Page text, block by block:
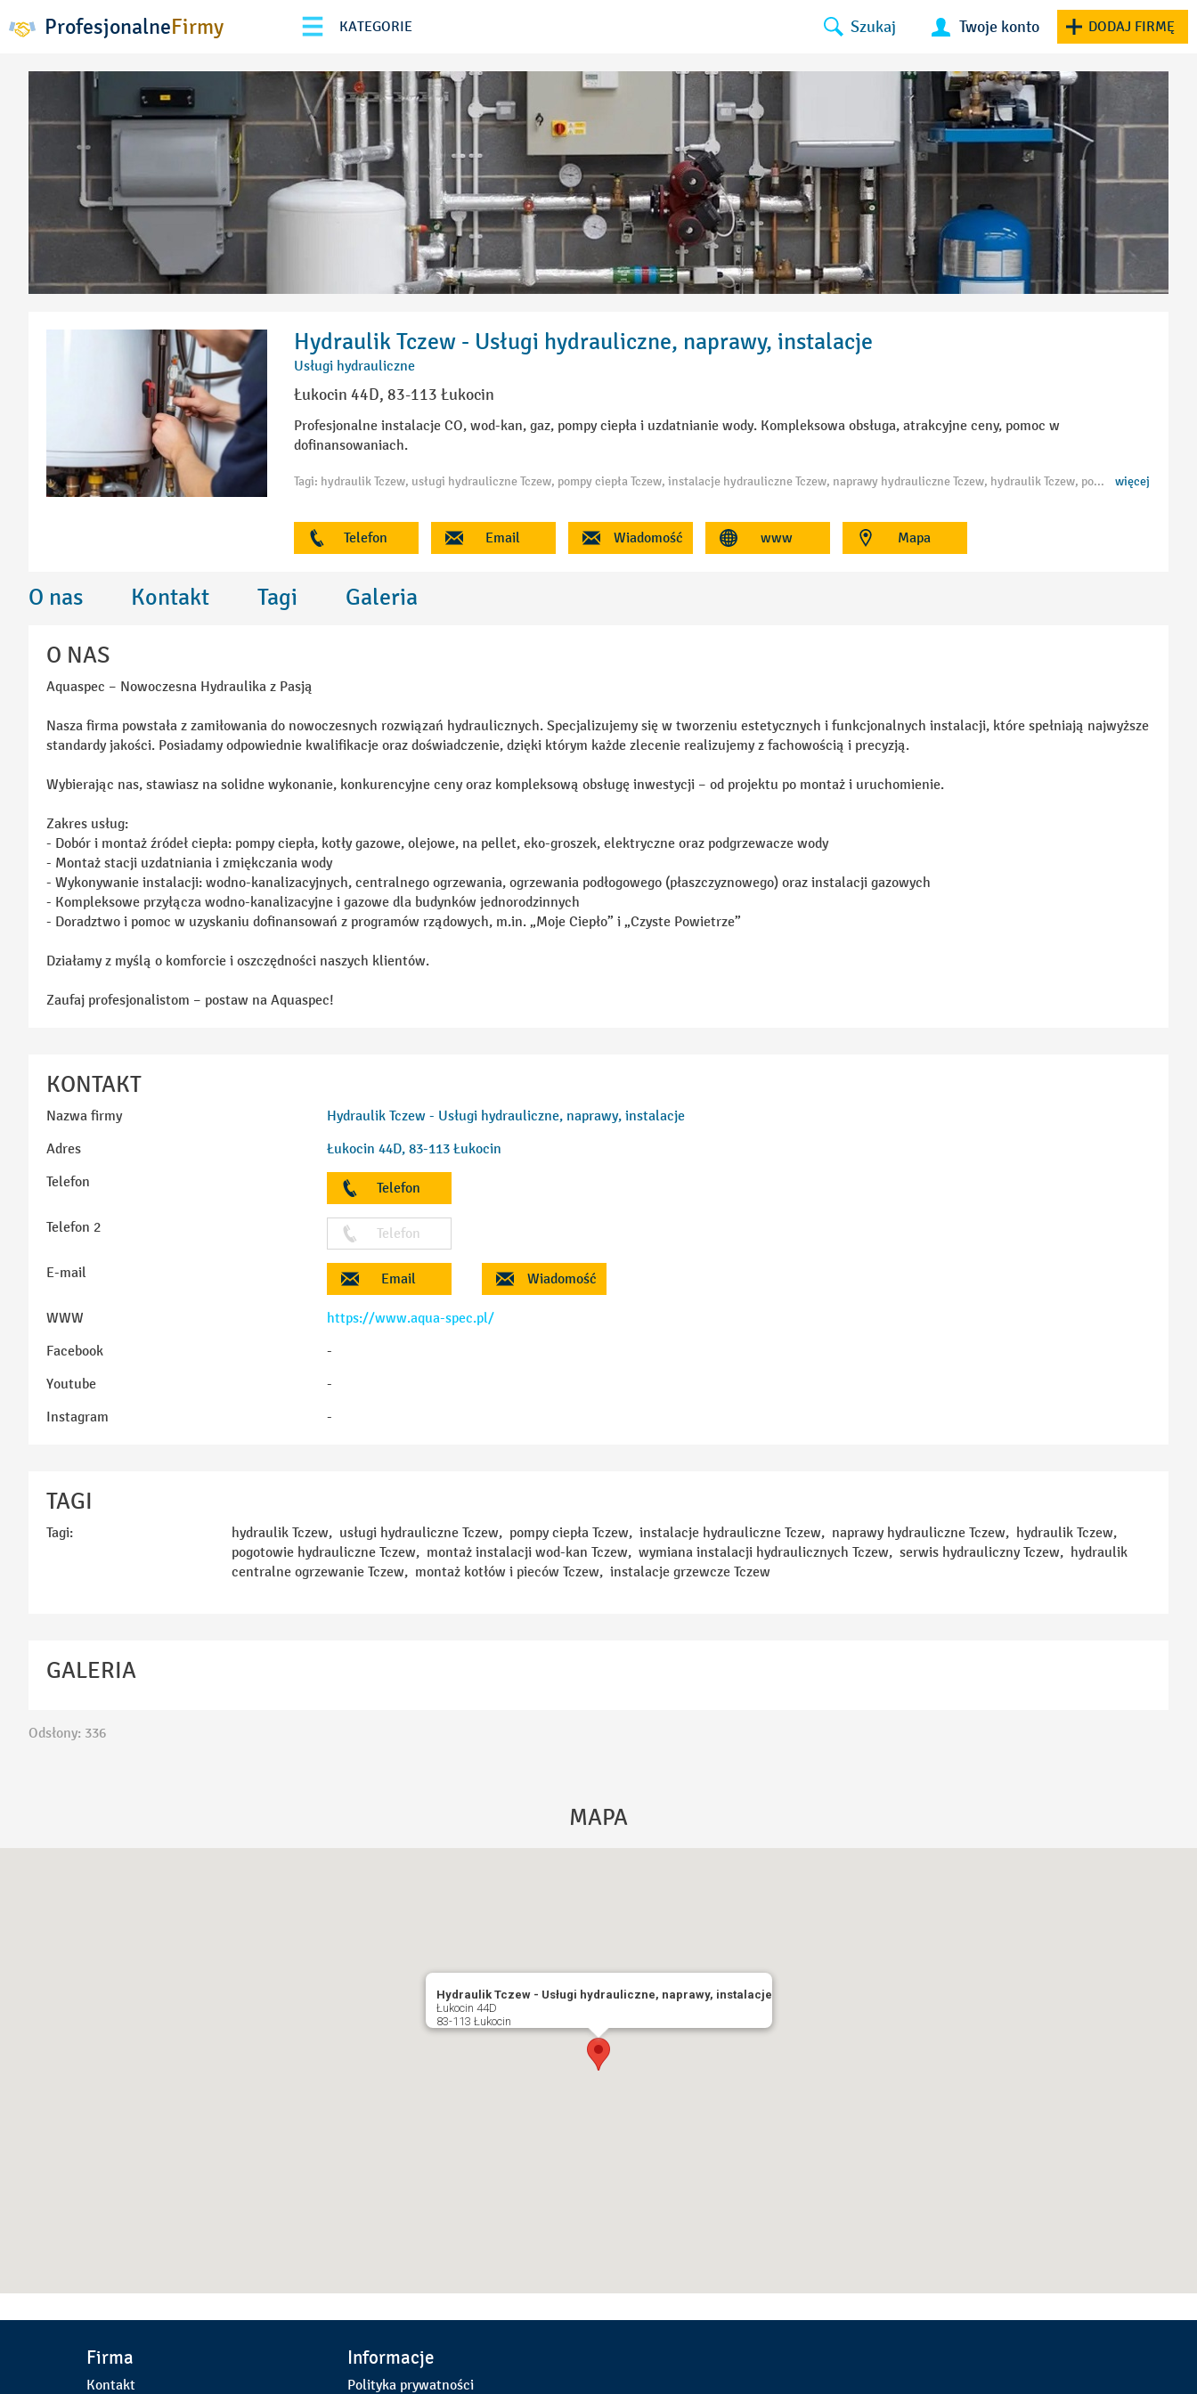
ProfesjonalneFirmy KATEGORIE Szukaj Twoje konto DODAJ FIRMĘ
Hydraulik Tczew - Usługi hydrauliczne, naprawy, instalacje
Usługi hydrauliczne
Łukocin 44D, 83-113 Łukocin
Profesjonalne instalacje CO, wod-kan, gaz, pompy ciepła i uzdatnianie wody. Kompleksowa obsługa, atrakcyjne ceny, pomoc w
dofinansowaniach.
Tagi: hydraulik Tczew, usługi hydrauliczne Tczew, pompy ciepła Tczew, instalacje hydrauliczne Tczew, naprawy hydrauliczne Tczew, hydraulik Tczew, pogotowie hydrauliczne Tczew, montaż instalacji wod-kan Tczew, wymiana instalacji hydraulicznych Tczew, serwis hydrauliczny Tczew, hydraulik centralne ogrzewanie Tczew, montaż kotłów i pieców Tczew, instalacje grzewcze Tczew więcej
Telefon Email Wiadomość www Mapa
O nas Kontakt Tagi Galeria
O NAS
Aquaspec – Nowoczesna Hydraulika z Pasją
Nasza firma powstała z zamiłowania do nowoczesnych rozwiązań hydraulicznych. Specjalizujemy się w tworzeniu estetycznych i funkcjonalnych instalacji, które spełniają najwyższe
standardy jakości. Posiadamy odpowiednie kwalifikacje oraz doświadczenie, dzięki którym każde zlecenie realizujemy z fachowością i precyzją.
Wybierając nas, stawiasz na solidne wykonanie, konkurencyjne ceny oraz kompleksową obsługę inwestycji – od projektu po montaż i uruchomienie.
Zakres usług:
- Dobór i montaż źródeł ciepła: pompy ciepła, kotły gazowe, olejowe, na pellet, eko-groszek, elektryczne oraz podgrzewacze wody
- Montaż stacji uzdatniania i zmiękczania wody
- Wykonywanie instalacji: wodno-kanalizacyjnych, centralnego ogrzewania, ogrzewania podłogowego (płaszczyznowego) oraz instalacji gazowych
- Kompleksowe przyłącza wodno-kanalizacyjne i gazowe dla budynków jednorodzinnych
- Doradztwo i pomoc w uzyskaniu dofinansowań z programów rządowych, m.in. „Moje Ciepło” i „Czyste Powietrze”
Działamy z myślą o komforcie i oszczędności naszych klientów.
Zaufaj profesjonalistom – postaw na Aquaspec!
KONTAKT
Nazwa firmy
Hydraulik Tczew - Usługi hydrauliczne, naprawy, instalacje
Adres
Łukocin 44D, 83-113 Łukocin
Telefon
Telefon
Telefon 2 Telefon
E-mail Email Wiadomość
WWW
https://www.aqua-spec.pl/
Facebook
-
Youtube
-
Instagram
-
TAGI
Tagi:
hydraulik Tczew, usługi hydrauliczne Tczew, pompy ciepła Tczew, instalacje hydrauliczne Tczew, naprawy hydrauliczne Tczew, hydraulik Tczew,
pogotowie hydrauliczne Tczew, montaż instalacji wod-kan Tczew, wymiana instalacji hydraulicznych Tczew, serwis hydrauliczny Tczew, hydraulik
centralne ogrzewanie Tczew, montaż kotłów i pieców Tczew, instalacje grzewcze Tczew
GALERIA
Odsłony: 336
MAPA
Hydraulik Tczew - Usługi hydrauliczne, naprawy, instalacje
Łukocin 44D
83-113 Łukocin
Firma
Kontakt
Informacje
Polityka prywatności